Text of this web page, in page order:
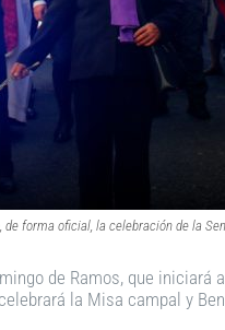
forma oficial, la celebración de la
de Ramos, que
la Misa campal y